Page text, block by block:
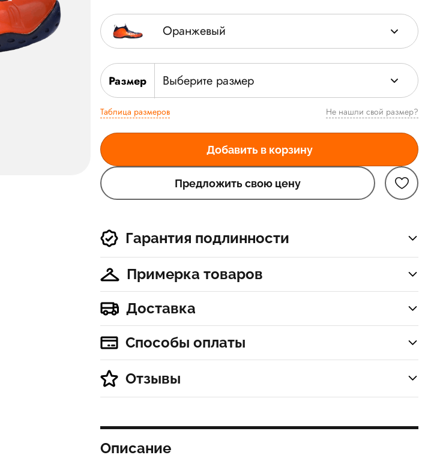
Оранжевый
Размер Выберите размер
Таблица размеров Не нашли свой размер?
Добавить в корзину
Предложить свою цену
Гарантия подлинности
Примерка товаров
Доставка
Способы оплаты
Отзывы
Описание